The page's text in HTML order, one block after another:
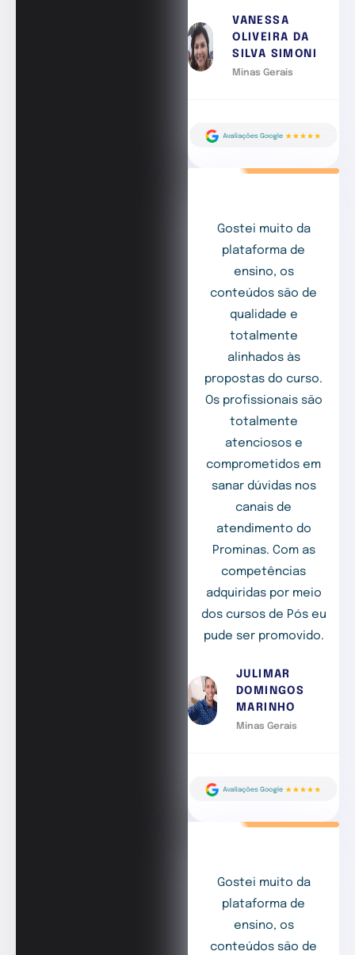
VANESSA
OLIVEIRA DA
SILVA SIMONI
Minas Gerais
Gostei muito da
plataforma de
ensino, os
conteúdos são de
qualidade e
totalmente
alinhados às
propostas do curso.
Os profissionais são
totalmente
atenciosos e
comprometidos em
sanar dúvidas nos
canais de
atendimento do
Prominas. Com as
competências
adquiridas por meio
dos cursos de Pós eu
pude ser promovido.
JULIMAR
DOMINGOS
MARINHO
Minas Gerais
Gostei muito da
plataforma de
ensino, os
conteúdos são de